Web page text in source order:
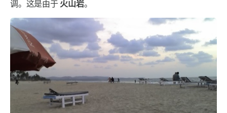
调。这是由于 火山岩。